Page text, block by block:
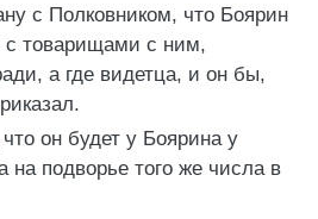
с Полковником, что Боярин
товарищами с ним,
а где видетца, и он бы,
он будет у Боярина у
на подворье того же числа в